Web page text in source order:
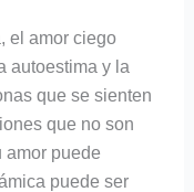
el amor ciego
autoestima y la
que se sienten
que no son
amor puede
puede ser